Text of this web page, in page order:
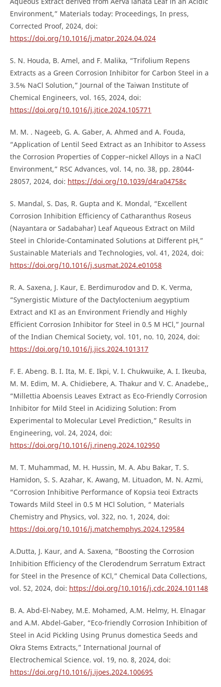
Environment,” Materials today: Proceedings, In press,
Corrected Proof, 2024, doi:
https://doi.org/10.1016/j.matpr.2024.04.024
S. N. Houda, B. Amel, and F. Malika, “Trifolium Repens
Extracts as a Green Corrosion Inhibitor for Carbon Steel in a
3.5% NaCl Solution,” Journal of the Taiwan Institute of
Chemical Engineers, vol. 165, 2024, doi:
https://doi.org/10.1016/j.jtice.2024.105771
M. M. . Nageeb, G. A. Gaber, A. Ahmed and A. Fouda,
“Application of Lentil Seed Extract as an Inhibitor to Assess
the Corrosion Properties of Copper–nickel Alloys in a NaCl
Environment,” RSC Advances, vol. 14, no. 38, pp. 28044-
28057, 2024, doi: https://doi.org/10.1039/d4ra04758c
S. Mandal, S. Das, R. Gupta and K. Mondal, “Excellent
Corrosion Inhibition Efficiency of Catharanthus Roseus
(Nayantara or Sadabahar) Leaf Aqueous Extract on Mild
Steel in Chloride-Contaminated Solutions at Different pH,”
Sustainable Materials and Technologies, vol. 41, 2024, doi:
https://doi.org/10.1016/j.susmat.2024.e01058
R. A. Saxena, J. Kaur, E. Berdimurodov and D. K. Verma,
“Synergistic Mixture of the Dactyloctenium aegyptium
Extract and KI as an Environment Friendly and Highly
Efficient Corrosion Inhibitor for Steel in 0.5 M HCl,” Journal
of the Indian Chemical Society, vol. 101, no. 10, 2024, doi:
https://doi.org/10.1016/j.jics.2024.101317
F. E. Abeng. B. I. Ita, M. E. Ikpi, V. I. Chukwuike, A. I. Ikeuba,
M. M. Edim, M. A. Chidiebere, A. Thakur and V. C. Anadebe,,
“Millettia Aboensis Leaves Extract as Eco-Friendly Corrosion
Inhibitor for Mild Steel in Acidizing Solution: From
Experimental to Molecular Level Prediction,” Results in
Engineering, vol. 24, 2024, doi:
https://doi.org/10.1016/j.rineng.2024.102950
M. T. Muhammad, M. H. Hussin, M. A. Abu Bakar, T. S.
Hamidon, S. S. Azahar, K. Awang, M. Lituadon, M. N. Azmi,
“Corrosion Inhibitive Performance of Kopsia teoi Extracts
Towards Mild Steel in 0.5 M HCl Solution, “ Materials
Chemistry and Physics, vol. 322, no. 1, 2024, doi:
https://doi.org/10.1016/j.matchemphys.2024.129584
A.Dutta, J. Kaur, and A. Saxena, “Boosting the Corrosion
Inhibition Efficiency of the Clerodendrum Serratum Extract
for Steel in the Presence of KCl,” Chemical Data Collections,
vol. 52, 2024, doi: https://doi.org/10.1016/j.cdc.2024.101148
B. A. Abd-El-Nabey, M.E. Mohamed, A.M. Helmy, H. Elnagar
and A.M. Abdel-Gaber, “Eco-friendly Corrosion Inhibition of
Steel in Acid Pickling Using Prunus domestica Seeds and
Okra Stems Extracts,” International Journal of
Electrochemical Science. vol. 19, no. 8, 2024, doi:
https://doi.org/10.1016/j.ijoes.2024.100695